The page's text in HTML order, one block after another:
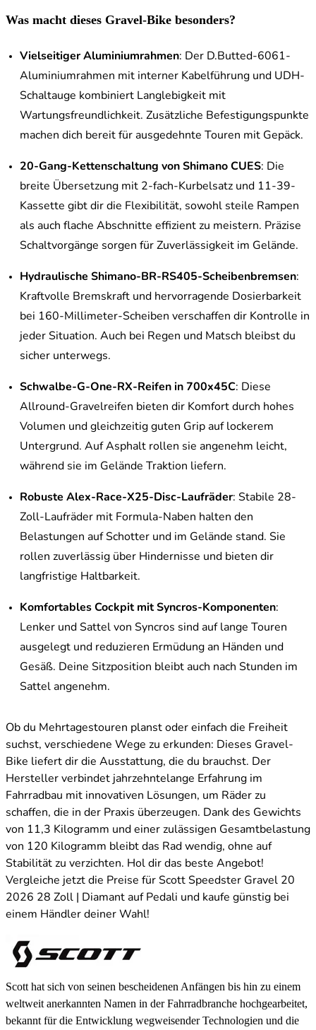
Was macht dieses Gravel-Bike besonders?
Vielseitiger Aluminiumrahmen: Der D.Butted-6061-
Aluminiumrahmen mit interner Kabelführung und UDH-
Schaltauge kombiniert Langlebigkeit mit
Wartungsfreundlichkeit. Zusätzliche Befestigungspunkte
machen dich bereit für ausgedehnte Touren mit Gepäck.
20-Gang-Kettenschaltung von Shimano CUES: Die
breite Übersetzung mit 2-fach-Kurbelsatz und 11-39-
Kassette gibt dir die Flexibilität, sowohl steile Rampen
als auch flache Abschnitte effizient zu meistern. Präzise
Schaltvorgänge sorgen für Zuverlässigkeit im Gelände.
Hydraulische Shimano-BR-RS405-Scheibenbremsen:
Kraftvolle Bremskraft und hervorragende Dosierbarkeit
bei 160-Millimeter-Scheiben verschaffen dir Kontrolle in
jeder Situation. Auch bei Regen und Matsch bleibst du
sicher unterwegs.
Schwalbe-G-One-RX-Reifen in 700x45C: Diese
Allround-Gravelreifen bieten dir Komfort durch hohes
Volumen und gleichzeitig guten Grip auf lockerem
Untergrund. Auf Asphalt rollen sie angenehm leicht,
während sie im Gelände Traktion liefern.
Robuste Alex-Race-X25-Disc-Laufräder: Stabile 28-
Zoll-Laufräder mit Formula-Naben halten den
Belastungen auf Schotter und im Gelände stand. Sie
rollen zuverlässig über Hindernisse und bieten dir
langfristige Haltbarkeit.
Komfortables Cockpit mit Syncros-Komponenten:
Lenker und Sattel von Syncros sind auf lange Touren
ausgelegt und reduzieren Ermüdung an Händen und
Gesäß. Deine Sitzposition bleibt auch nach Stunden im
Sattel angenehm.
Ob du Mehrtagestouren planst oder einfach die Freiheit
suchst, verschiedene Wege zu erkunden: Dieses Gravel-
Bike liefert dir die Ausstattung, die du brauchst. Der
Hersteller verbindet jahrzehntelange Erfahrung im
Fahrradbau mit innovativen Lösungen, um Räder zu
schaffen, die in der Praxis überzeugen. Dank des Gewichts
von 11,3 Kilogramm und einer zulässigen Gesamtbelastung
von 120 Kilogramm bleibt das Rad wendig, ohne auf
Stabilität zu verzichten. Hol dir das beste Angebot!
Vergleiche jetzt die Preise für Scott Speedster Gravel 20
2026 28 Zoll | Diamant auf Pedali und kaufe günstig bei
einem Händler deiner Wahl!
Scott hat sich von seinen bescheidenen Anfängen bis hin zu einem
weltweit anerkannten Namen in der Fahrradbranche hochgearbeitet,
bekannt für die Entwicklung wegweisender Technologien und die